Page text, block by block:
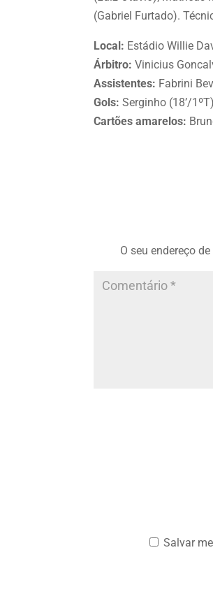
(Gabriel Furtado).
Local: Estádio Willie
Árbitro: Vinicius
Assistentes: Fabrini
Gols: Serginho (18’/
Cartões amarelos:
O seu endereço
Salvar